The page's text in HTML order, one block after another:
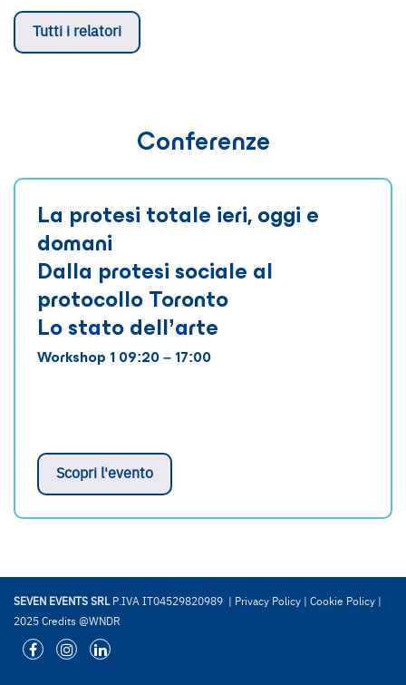
Tutti i relatori
Conferenze
La protesi totale ieri, oggi e
domani
Dalla protesi sociale al
protocollo Toronto
Lo stato dell’arte
Workshop 1 09:20 – 17:00
Scopri l'evento
SEVEN EVENTS SRL P.IVA IT04529820989 | Privacy Policy Cookie Policy
2025 Credits @WNDR